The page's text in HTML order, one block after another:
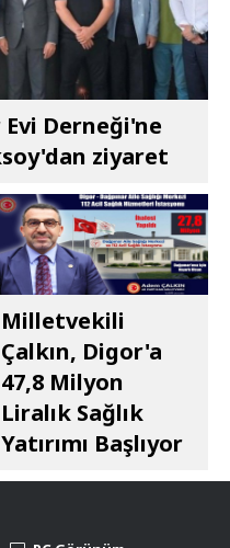
Derneği'ne
ziyaret
Milletvekili
Çalkın, Digor'a
47,8 Milyon
Liralık Sağlık
Yatırımı Başlıyor